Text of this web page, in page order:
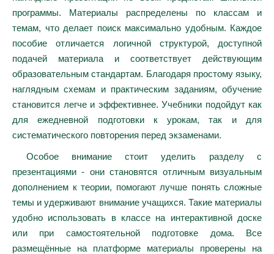
программы. Материалы распределены по классам и
темам, что делает поиск максимально удобным. Каждое
пособие отличается логичной структурой, доступной
подачей материала и соответствует действующим
образовательным стандартам. Благодаря простому языку,
наглядным схемам и практическим заданиям, обучение
становится легче и эффективнее. Учебники подойдут как
для ежедневной подготовки к урокам, так и для
систематического повторения перед экзаменами.
Особое внимание стоит уделить разделу с
презентациями - они становятся отличным визуальным
дополнением к теории, помогают лучше понять сложные
темы и удерживают внимание учащихся. Такие материалы
удобно использовать в классе на интерактивной доске
или при самостоятельной подготовке дома. Все
размещённые на платформе материалы проверены на